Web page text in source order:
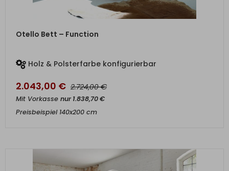
Otello Bett – Function
Holz & Polsterfarbe konfigurierbar
2.043,00 € 2.724,00€
Mit Vorkasse nur1.838,70€
Preisbeispiel 140x200 cm